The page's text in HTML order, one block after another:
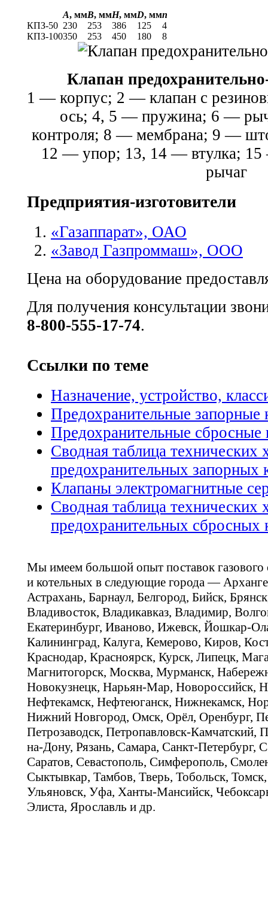
А, ммВ, ммН, ммD, ммn
КПЗ-50 230 253 386 125
4
КПЗ-100350 253 450 180 8
Клапан
1 — корпус; 2 — клапан с
ось; 4, 5 — пружина; 6 —
контроля; 8 — мембрана; 9 —
12 — упор; 13, 14 — втулка;
рычаг
Предприятия-изготовители
«Газаппарат», ОАО
«Завод Газпроммаш», ООО
Цена на оборудование
Для получения консультации
8-800-555-17-74.
Ссылки по теме
Назначение, устройство,
Предохранительные запорные
Предохранительные
Сводная таблица технических
предохранительных запорных
Клапаны электромагнитные
Сводная таблица технических
предохранительных сбросных
Мы имеем большой опыт поставок газового
и котельных в следующие города —
Астрахань, Барнаул, Белгород, Бийск,
Владивосток, Владикавказ, Владимир,
Екатеринбург, Иваново, Ижевск, Йошкар-
Калининград, Калуга, Кемерово, Киров,
Краснодар, Красноярск, Курск, Липецк,
Магнитогорск, Москва, Мурманск,
Новокузнецк, Нарьян-Мар, Новороссийск,
Нефтекамск, Нефтеюганск, Нижнекамск,
Нижний Новгород, Омск, Орёл, Оренбург,
Петрозаводск, Петропавловск-Камчатский,
на-Дону, Рязань, Самара, Санкт-Петербург,
Саратов, Севастополь, Симферополь,
Сыктывкар, Тамбов, Тверь, Тобольск,
Ульяновск, Уфа, Ханты-Мансийск,
Элиста, Ярославль и др.